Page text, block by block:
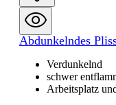
Abdunkelndes
Verdunkelnd
schwer
Arbeitsplatz